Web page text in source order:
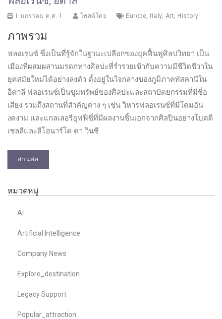
1 มกราคม ค.ศ. 1 โพสต์โดย Europe, Italy, Art, History
ภาพรวม
ฟลอเรนซ์ ซึ่งเป็นที่รู้จักในฐานะเปลือกของยุคฟื้นฟูศิลปวิทยา เป็น
เมืองที่ผสมผสานมรดกทางศิลปะที่ร่ำรวยเข้ากับความมีชีวิตชีวาใน
ยุคสมัยใหม่ได้อย่างลงตัว ตั้งอยู่ในใจกลางของภูมิภาคทัสคานีใน
อิตาลี ฟลอเรนซ์เป็นขุมทรัพย์ของศิลปะและสถาปัตยกรรมที่มีชื่อ
เสียง รวมถึงสถานที่สำคัญต่าง ๆ เช่น วิหารฟลอเรนซ์ที่มีโดมอัน
งดงาม และแกลเลอรีอุฟฟิซี่ที่มีผลงานชิ้นเอกจากศิลปินอย่างโบตติ
เชลลีและลีโอนาร์โด ดา วินชี
อ่านต่อ
หมวดหมู่
AI
Artificial Intelligence
Company News
Explore_destination
Legacy Support
Popular_attraction